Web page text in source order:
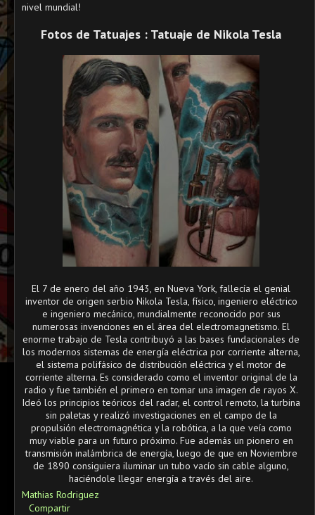
nivel mundial!
Fotos de Tatuajes : Tatuaje de Nikola Tesla
El 7 de enero del año 1943, en Nueva York, fallecía el genial
inventor de origen serbio Nikola Tesla, físico, ingeniero eléctrico
e ingeniero mecánico, mundialmente reconocido por sus
numerosas invenciones en el área del electromagnetismo. El
enorme trabajo de Tesla contribuyó a las bases fundacionales de
los modernos sistemas de energía eléctrica por corriente alterna,
el sistema polifásico de distribución eléctrica y el motor de
corriente alterna. Es considerado como el inventor original de la
radio y fue también el primero en tomar una imagen de rayos X.
Ideó los principios teóricos del radar, el control remoto, la turbina
sin paletas y realizó investigaciones en el campo de la
propulsión electromagnética y la robótica, a la que veía como
muy viable para un futuro próximo. Fue además un pionero en
transmisión inalámbrica de energía, luego de que en Noviembre
de 1890 consiguiera iluminar un tubo vacío sin cable alguno,
haciéndole llegar energía a través del aire.
Mathias Rodriguez
Compartir